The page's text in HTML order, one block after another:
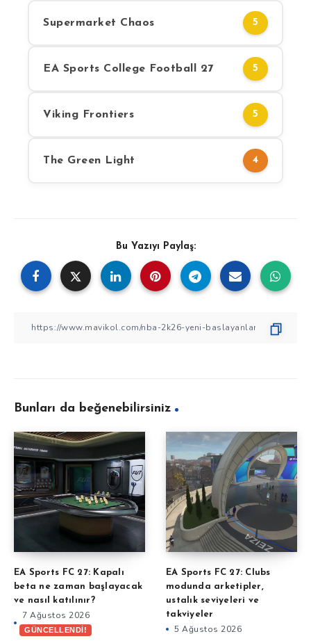
Supermarket Chaos 5
EA Sports College Football 27 5
Viking Frontiers 5
The Green Light 4
Bu Yazıyı Paylaş:
Bunları da beğenebilirsiniz
EA Sports FC 27: Kapalı
beta ne zaman başlayacak
ve nasıl katılınır?
7 Ağustos 2026
GÜNCELLENDİ!
EA Sports FC 27: Clubs
modunda arketipler,
ustalık seviyeleri ve
takviyeler
5 Ağustos 2026